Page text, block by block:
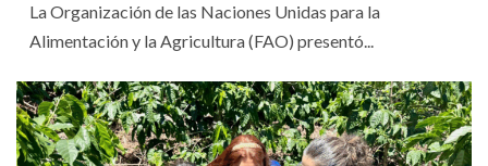
La Organización de las Naciones Unidas para la
Alimentación y la Agricultura (FAO) presentó...